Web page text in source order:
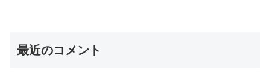
最近のコメント